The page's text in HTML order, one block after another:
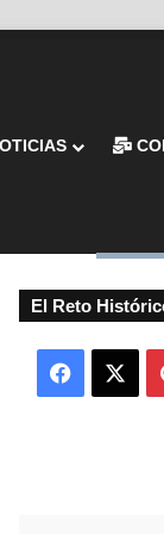
El Reto
Facebook